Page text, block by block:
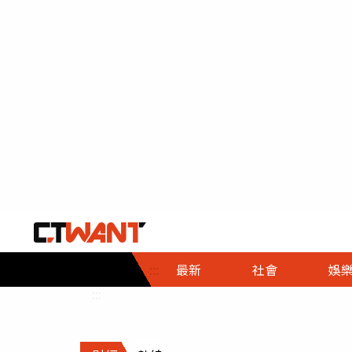
::: 最新 社會
社會首頁
時事
調查
娛樂
娛樂首頁
即時
財經首頁
熱線
政